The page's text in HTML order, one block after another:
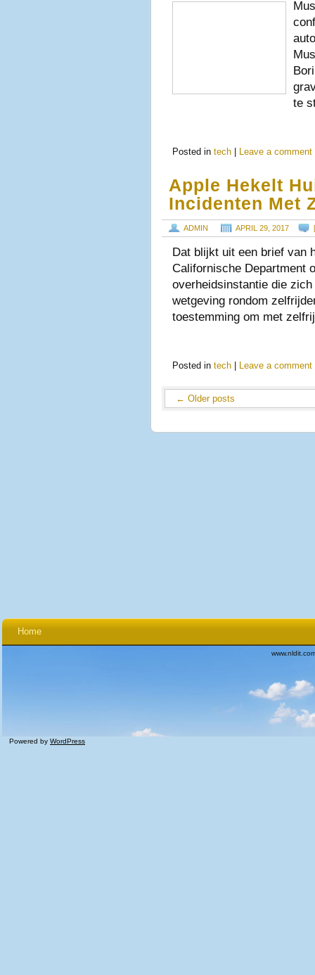
te
Posted in tech Leave a comment
Apple Hekelt
Incidenten Met
ADMIN APRIL 29, 2017
Dat blijkt uit een brief van
Californische Department
overheidsinstantie die
wetgeving rondom
toestemming om met
Posted in tech Leave a comment
← Older posts
Home
Powered by WordPress